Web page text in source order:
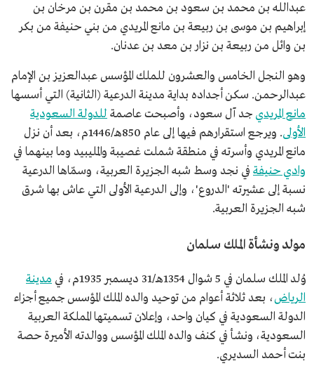
عبدالله بن محمد بن سعود بن محمد بن مقرن بن مرخان بن
إبراهيم بن موسى بن ربيعة بن مانع المريدي من بني حنيفة من بكر
بن وائل من ربيعة بن نزار بن معد بن عدنان.
وهو النجل الخامس والعشرون للملك المؤسس عبدالعزيز بن الإمام
عبدالرحمن. سكن أجداده بداية مدينة الدرعية (الثانية) التي أسسها
مانع المريدي جد آل سعود، وأصبحت عاصمة للدولة السعودية
الأولى
. ويرجع استقرارهم فيها إلى عام 850هـ/1446م، بعد أن نزل
مانع المريدي وأسرته في منطقة شملت غصيبة والمليبيد وما بينهما في
وادي حنيفة في نجد وسط شبه الجزيرة العربية، وسمّاها الدرعية
نسبة إلى عشيرته 'الدروع'، وإلى الدرعية الأولى التي عاش بها شرق
شبه الجزيرة العربية.
مولد ونشأة الملك سلمان
وُلد الملك سلمان في 5 شوال 1354هـ/31 ديسمبر 1935م، في
مدينة
الرياض، بعد ثلاثة أعوام من توحيد والده الملك المؤسس جميع أجزاء
الدولة السعودية في كيان واحد، وإعلان تسميتها المملكة العربية
السعودية، ونشأ في كنف والده الملك المؤسس ووالدته الأميرة حصة
بنت أحمد السديري.